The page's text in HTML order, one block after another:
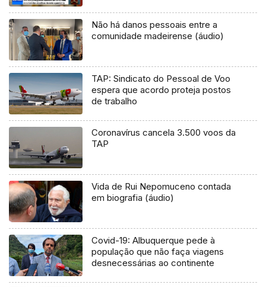
Não há danos pessoais entre a
comunidade madeirense (áudio)
TAP: Sindicato do Pessoal de Voo
espera que acordo proteja postos
de trabalho
Coronavírus cancela 3.500 voos da
TAP
Vida de Rui Nepomuceno contada
em biografia (áudio)
Covid-19: Albuquerque pede à
população que não faça viagens
desnecessárias ao continente